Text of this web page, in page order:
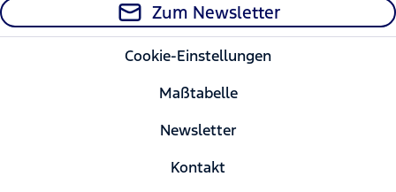
Zum Newsletter
Cookie-Einstellungen
Maßtabelle
Newsletter
Kontakt